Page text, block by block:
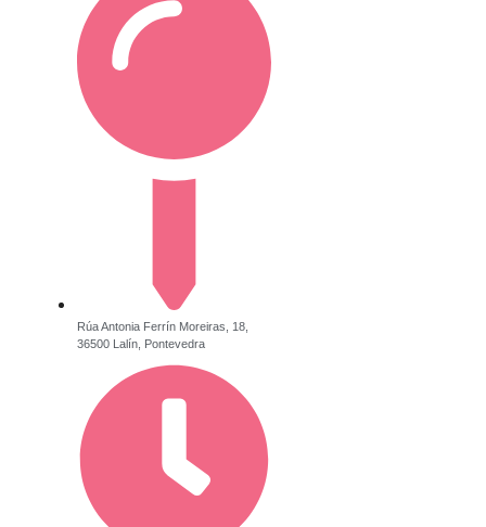
Rúa Antonia Ferrín Moreiras, 18,
36500 Lalín, Pontevedra